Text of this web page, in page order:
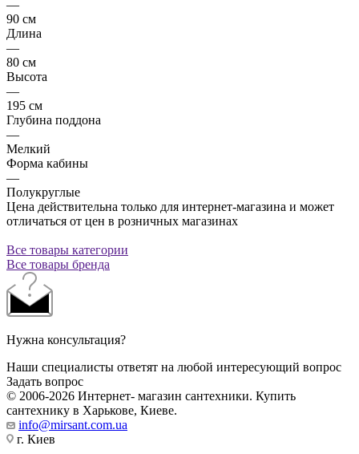
—
90 см
Длина
—
80 см
Высота
—
195 см
Глубина поддона
—
Мелкий
Форма кабины
—
Полукруглые
Цена действительна только для интернет-магазина и может
отличаться от цен в розничных магазинах
Все товары категории
Все товары бренда
Нужна консультация?
Наши специалисты ответят на любой интересующий вопрос
Задать вопрос
© 2006-2026 Интернет- магазин сантехники. Купить
сантехнику в Харькове, Киеве.
info@mirsant.com.ua
г. Киев